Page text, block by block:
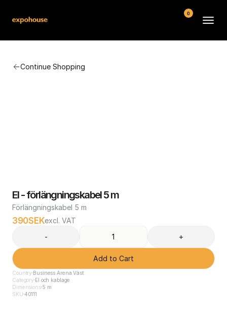
Continue Shopping
El - förlängningskabel 5 m
Förlängningskabel 5 m
390SEKexcl. VAT
-
+
Add to Cart
Country Business Arena Väst
Category El och kablage
Dimensions5 m
SKU 40111
0